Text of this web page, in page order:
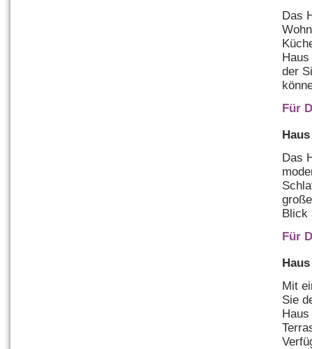
Das
der
Für
Das
Blick
Für
Mit
Sie